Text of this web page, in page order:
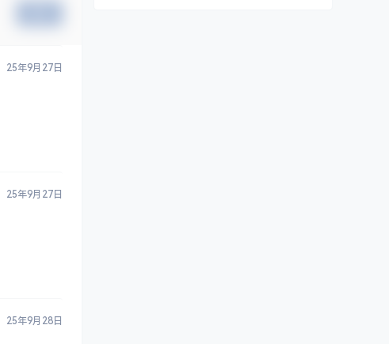
25年9月27日
25年9月27日
25年9月28日